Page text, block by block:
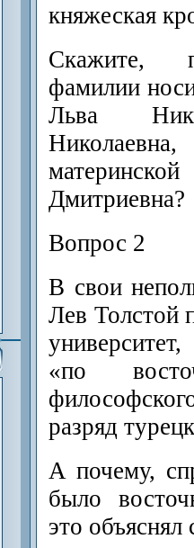
княжеская
Скажите,
фамилии
Льва
Дмитриевна?
Вопрос 2
В свои
Лев Толстой
«по
разряд
А почему,
было
это объяснял